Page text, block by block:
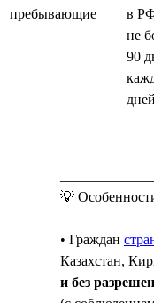
пребывающие
в
не
90
💡
• Граждан
Казахстан,
и без